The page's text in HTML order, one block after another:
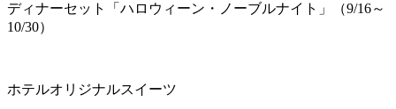
ディナーセット「ハロウィーン・ノーブルナイト」（9/16～
10/30）
ホテルオリジナルスイーツ